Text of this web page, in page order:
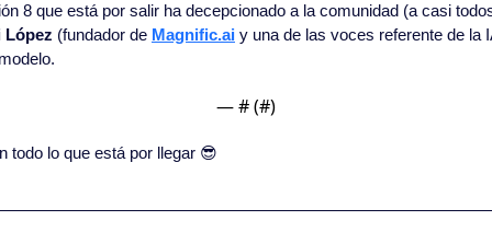
8 que está por salir ha decepcionado a la comunidad (a casi
López (fundador de Magnific.ai y una de las voces referente de la
— # (#)
todo lo que está por llegar 😎